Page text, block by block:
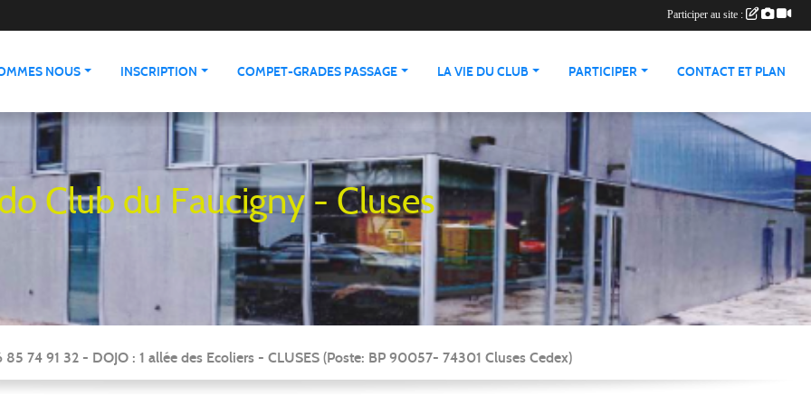
NOUS INSCRIPTION COMPET-GRADES PASSAGE LA VIE DU CLUB PARTICIPER CONTACT ET PLAN
Club du Faucigny - Cluses
74 91 32 - DOJO : 1 allée des Ecoliers - CLUSES (Poste: BP 90057- 74301 Cluses Cedex)
Participer au site :